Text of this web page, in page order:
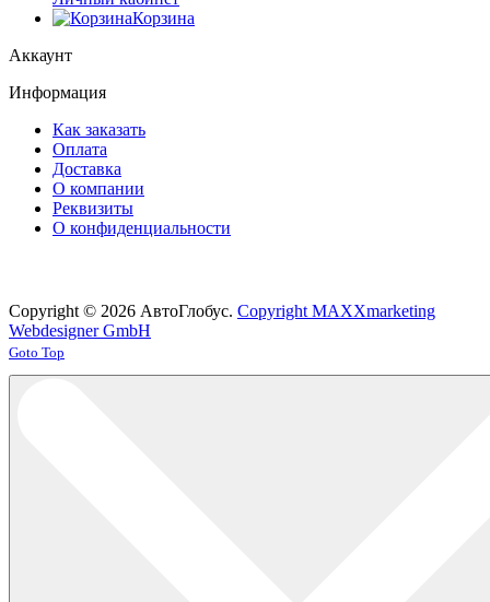
Корзина
Аккаунт
Информация
Как заказать
Оплата
Доставка
О компании
Реквизиты
О конфиденциальности
Copyright © 2026 АвтоГлобус. Copyright MAXXmarketing
Webdesigner GmbH
Joomla! 3 Templates
Goto Top